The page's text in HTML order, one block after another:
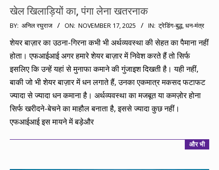
खेल खिलाड़ियों का, पंगा लेना खतरनाक
2025-
11-
17
BY: अनिल रघुराज ON: NOVEMBER 17, 2025 IN: ट्रेडिंग-बुद्ध,धन-मंत्र
शेयर बाज़ार का उठना-गिरना कभी भी अर्थव्यवस्था की सेहत का पैमाना नहीं
होता। एफआईआई अगर हमारे शेयर बाज़ार में निवेश करते हैं तो सिर्फ
इसलिए कि उन्हें यहां से मुनाफा कमाने की गुंजाइश दिखती है। यही नहीं,
बाकी जो भी शेयर बाज़ार में धन लगाते हैं, उनका एकमात्र मकसद फटाफट
ज्यादा से ज्यादा धन कमाना है। अर्थव्यवस्था का मजबूत या कमज़ोर होना
सिर्फ खरीदने-बेचने का माहौल बनाता है, इससे ज्यादा कुछ नहीं।
एफआईआई इस मायने में बड़ेऔर
और भी